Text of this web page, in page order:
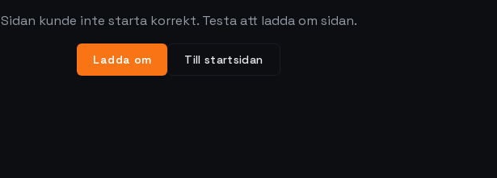
Sidan kunde inte starta korrekt. Testa att ladda om sidan.
Ladda om Till startsidan